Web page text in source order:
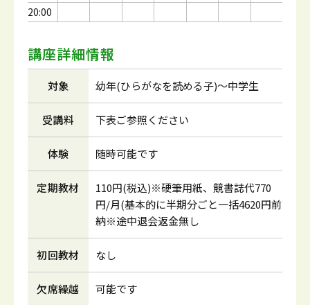
20:00
講座詳細情報
対象 幼年(ひらがなを読める子)～中学生
受講料 下表ご参照ください
体験 随時可能です
定期教材
110円(税込)※硬筆用紙、競書誌代770
円/月(基本的に半期分ごと一括4620円前
納※途中退会返金無し
初回教材 なし
欠席繰越 可能です